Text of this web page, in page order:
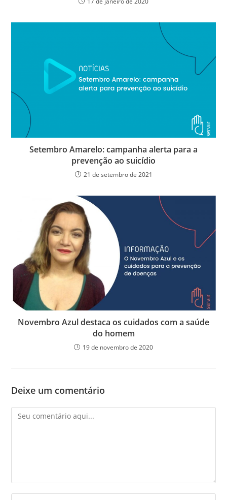
Setembro Amarelo: campanha alerta para a
prevenção ao suicídio
21 de setembro de 2021
Novembro Azul destaca os cuidados com a saúde
do homem
19 de novembro de 2020
Deixe um comentário